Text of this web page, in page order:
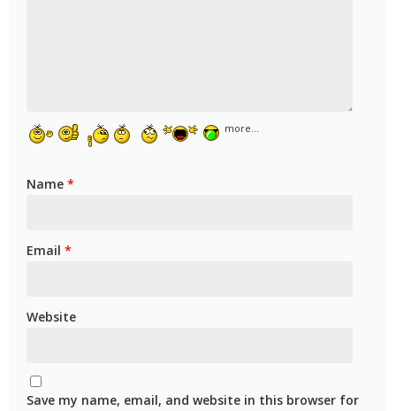
more...
Name *
Email *
Website
Save my name, email, and website in this browser for